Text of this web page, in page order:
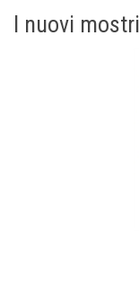
I nuovi mostri